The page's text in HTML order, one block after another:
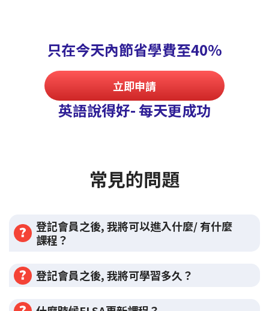
只在今天內節省學費至40%
立即申請
英語說得好- 每天更成功
常見的問題
登記會員之後, 我將可以進入什麼/ 有什麼
課程？
登記會員之後, 我將可學習多久？